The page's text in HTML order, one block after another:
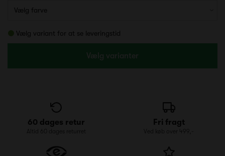
Vælg variant for at se leveringstid
Vælg varianter
60 dages retur
Altid 60 dages returret
Fri fragt
Ved køb over 499,-